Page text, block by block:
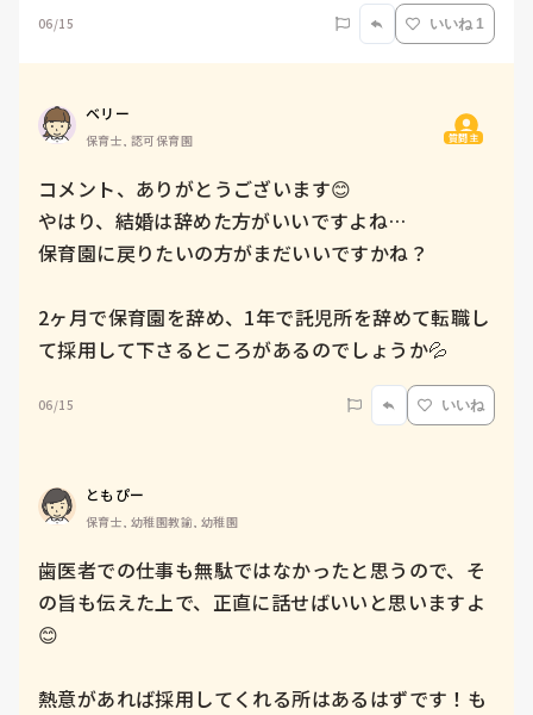
06/15 いいね 1
ベリー
保育士, 認可保育園 質問主
コメント、ありがとうございます😊
やはり、結婚は辞めた方がいいですよね…
保育園に戻りたいの方がまだいいですかね？
2ヶ月で保育園を辞め、1年で託児所を辞めて転職し
て採用して下さるところがあるのでしょうか💦
06/15 いいね
ともぴー
保育士, 幼稚園教諭, 幼稚園
歯医者での仕事も無駄ではなかったと思うので、そ
の旨も伝えた上で、正直に話せばいいと思いますよ
😊
熱意があれば採用してくれる所はあるはずです！も